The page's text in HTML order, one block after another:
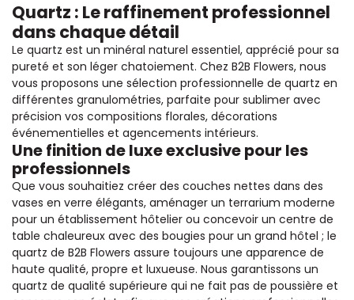
Quartz : Le raffinement professionnel
dans chaque détail
Le quartz est un minéral naturel essentiel, apprécié pour sa
pureté et son léger chatoiement. Chez B2B Flowers, nous
vous proposons une sélection professionnelle de quartz en
différentes granulométries, parfaite pour sublimer avec
précision vos compositions florales, décorations
événementielles et agencements intérieurs.
Une finition de luxe exclusive pour les
professionnels
Que vous souhaitiez créer des couches nettes dans des
vases en verre élégants, aménager un terrarium moderne
pour un établissement hôtelier ou concevoir un centre de
table chaleureux avec des bougies pour un grand hôtel ; le
quartz de B2B Flowers assure toujours une apparence de
haute qualité, propre et luxueuse. Nous garantissons un
quartz de qualité supérieure qui ne fait pas de poussière et